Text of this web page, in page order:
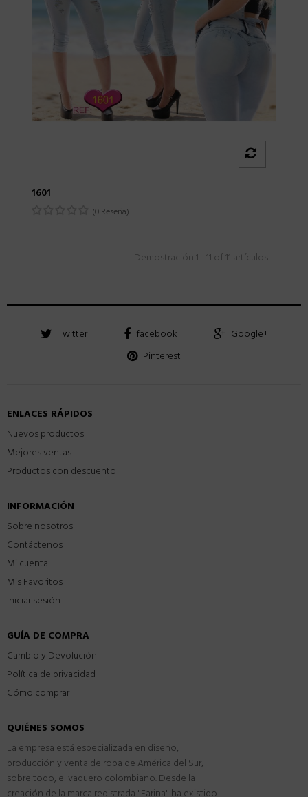
1601
(0 Reseña)
Demostración 1 - 11 of 11 artículos
Twitter facebook
Google+
Pinterest
ENLACES RÁPIDOS
Nuevos productos
Mejores ventas
Productos con descuento
INFORMACIÓN
Sobre nosotros
Contáctenos
Mi cuenta
Mis Favoritos
Iniciar sesión
GUÍA DE COMPRA
Cambio y Devolución
Política de privacidad
Cómo comprar
QUIÉNES SOMOS
La empresa está especializada en diseño,
producción y venta de ropa de América del Sur,
sobre todo, el vaquero colombiano. Desde la